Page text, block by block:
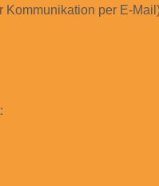
per E-